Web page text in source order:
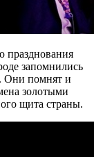
празднования
запомнились
Они помнят и
золотыми
щита страны.